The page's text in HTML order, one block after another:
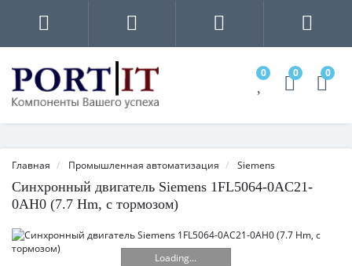
0 0 0
Главная Промышленная автоматизация Siemens
Синхронный двигатель Siemens 1FL5064-0AC21-
0AH0 (7.7 Нm, с тормозом)
Loading...